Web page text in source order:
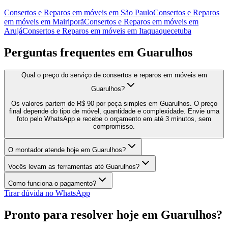
Consertos e Reparos em móveis em São PauloConsertos e Reparos
em móveis em MairiporãConsertos e Reparos em móveis em
ArujáConsertos e Reparos em móveis em Itaquaquecetuba
Perguntas frequentes em Guarulhos
Qual o preço do serviço de consertos e reparos em móveis em
Guarulhos?
Os valores partem de R$ 90 por peça simples em Guarulhos. O preço
final depende do tipo de móvel, quantidade e complexidade. Envie uma
foto pelo WhatsApp e recebe o orçamento em até 3 minutos, sem
compromisso.
O montador atende hoje em Guarulhos?
Vocês levam as ferramentas até Guarulhos?
Como funciona o pagamento?
Tirar dúvida no WhatsApp
Pronto para resolver hoje em Guarulhos?